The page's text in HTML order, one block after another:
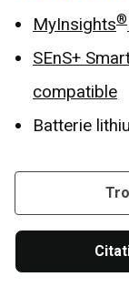
MyInsights®
SEnS+
compatible
Batterie